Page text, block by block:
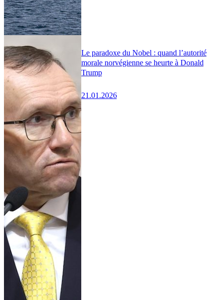
Le paradoxe du Nobel : quand l’autorité
morale norvégienne se heurte à Donald
Trump
21.01.2026